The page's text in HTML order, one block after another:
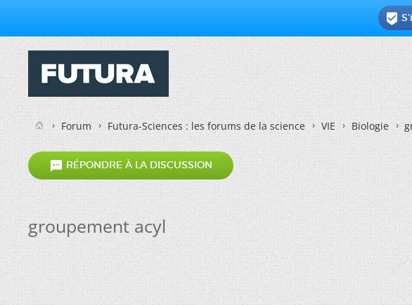

Forum Futura-Sciences : les forums de la science VIE Biologie
 RÉPONDRE À LA DISCUSSION
groupement acyl